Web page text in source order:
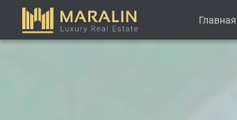
Главная